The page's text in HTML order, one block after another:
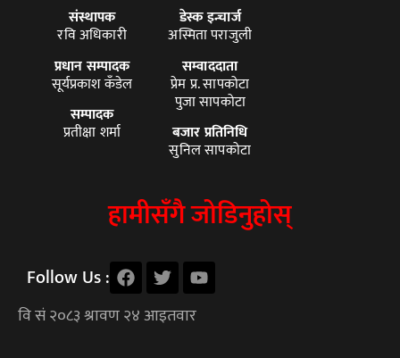
संस्थापक
रवि अधिकारी
प्रधान सम्पादक
सूर्यप्रकाश कँडेल
सम्पादक
प्रतीक्षा शर्मा
डेस्क इन्चार्ज
अस्मिता पराजुली
सम्वाददाता
प्रेम प्र. सापकोटा
पुजा सापकोटा
बजार प्रतिनिधि
सुनिल सापकोटा
हामीसँगै जोडिनुहोस्
Follow Us :